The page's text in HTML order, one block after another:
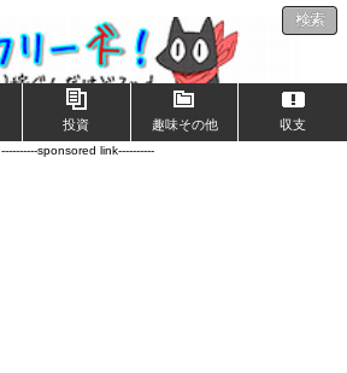
検索
投資 趣味その他 収支
----------sponsored link----------